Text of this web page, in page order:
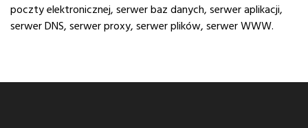
poczty elektronicznej, serwer baz danych, serwer aplikacji,
serwer DNS, serwer proxy, serwer plików, serwer WWW.